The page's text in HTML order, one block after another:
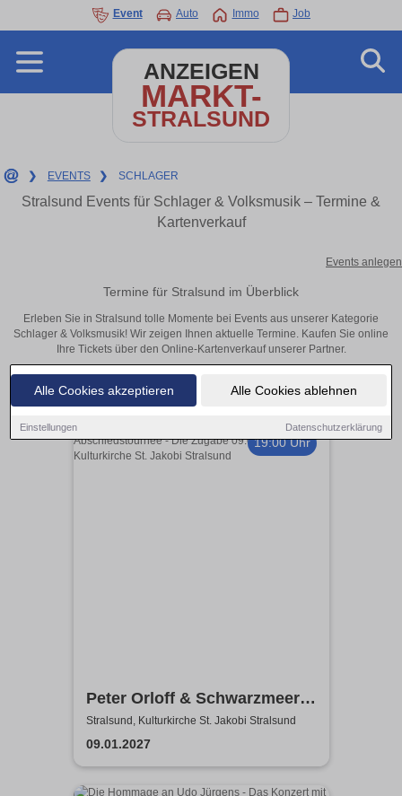
Alle Cookies akzeptieren Alle Cookies ablehnen
Einstellungen Datenschutzerklärung
Event Auto Immo Job
ANZEIGEN
MARKT-
STRALSUND
❯ EVENTS ❯ SCHLAGER
Stralsund Events für Schlager & Volksmusik – Termine &
Kartenverkauf
Events anlegen
Termine für Stralsund im Überblick
Erleben Sie in Stralsund tolle Momente bei Events aus unserer Kategorie
Schlager & Volksmusik! Wir zeigen Ihnen aktuelle Termine. Kaufen Sie online
Ihre Tickets über den Online-Kartenverkauf unserer Partner.
19:00 Uhr
Peter Orloff & Schwarzmeer
Kosaken Chor - Die
Abschiedstournee - Die
Zugabe
Stralsund, Kulturkirche St. Jakobi Stralsund
09.01.2027